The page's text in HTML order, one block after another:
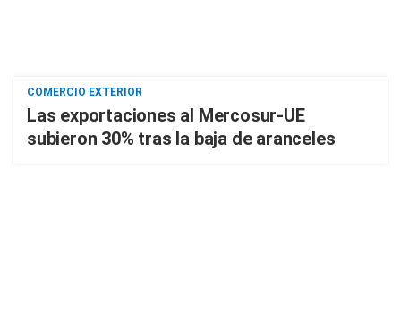
COMERCIO EXTERIOR
Las exportaciones al Mercosur-UE
subieron 30% tras la baja de aranceles